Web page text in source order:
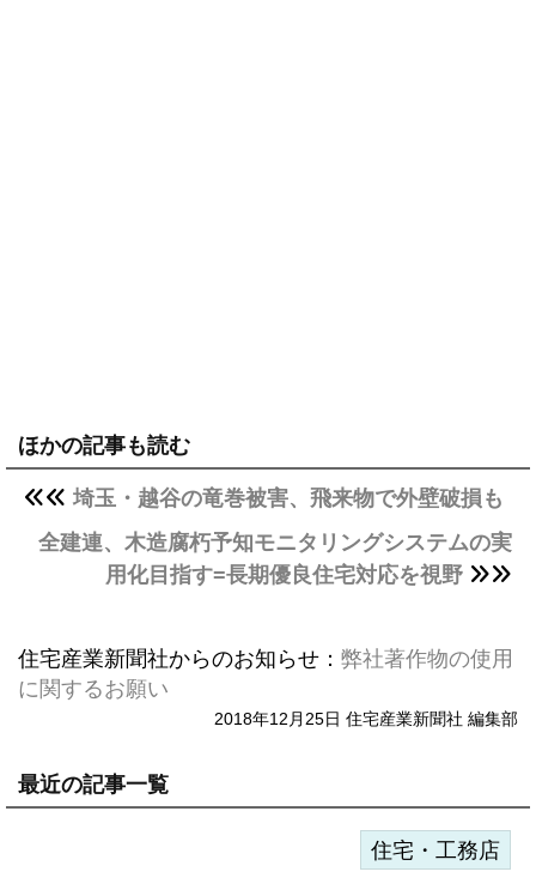
ほかの記事も読む
埼玉・越谷の竜巻被害、飛来物で外壁破損も
全建連、木造腐朽予知モニタリングシステムの実
用化目指す=長期優良住宅対応を視野
住宅産業新聞社からのお知らせ： 弊社著作物の使用
に関するお願い
2018年12月25日 住宅産業新聞社 編集部
最近の記事一覧
住宅・工務店